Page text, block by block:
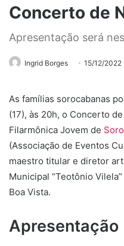
Concerto de
Apresentação será
Ingrid Borges 15/12/2022
As famílias sorocabanas
(17), às 20h, o Concerto
Filarmônica Jovem de
(Associação de Eventos
maestro titular e diretor
Municipal “Teotônio
Boa Vista.
Apresentação